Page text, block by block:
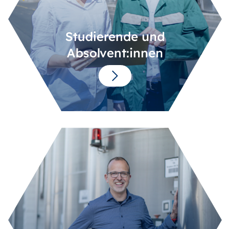
Studierende und
Absolvent:innen